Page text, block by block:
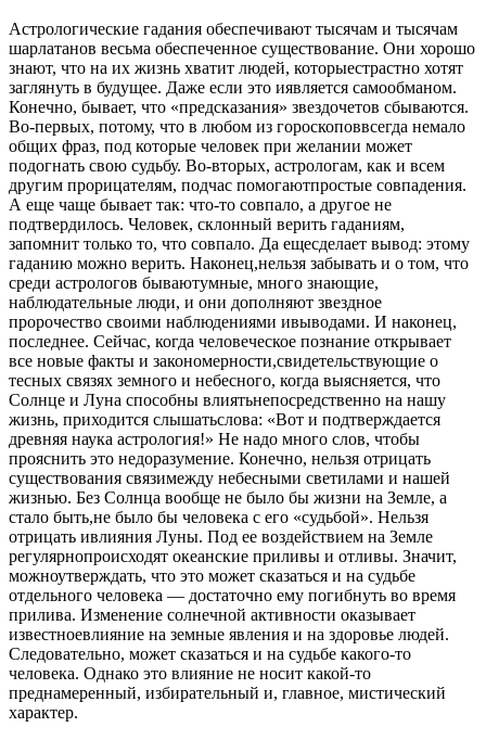
Астрологические гадания обеспечивают тысячам и тысячам
шарлатанов весьма обеспеченное существование. Они хорошо
знают, что на их жизнь хватит людей, которыестрастно хотят
заглянуть в будущее. Даже если это иявляется самообманом.
Конечно, бывает, что «предсказания» звездочетов сбываются.
Во-первых, потому, что в любом из гороскоповвсегда немало
общих фраз, под которые человек при желании может
подогнать свою судьбу. Во-вторых, астрологам, как и всем
другим прорицателям, подчас помогаютпростые совпадения.
А еще чаще бывает так: что-то совпало, а другое не
подтвердилось. Человек, склонный верить гаданиям,
запомнит только то, что совпало. Да ещесделает вывод: этому
гаданию можно верить. Наконец,нельзя забывать и о том, что
среди астрологов бываютумные, много знающие,
наблюдательные люди, и они дополняют звездное
пророчество своими наблюдениями ивыводами. И наконец,
последнее. Сейчас, когда человеческое познание открывает
все новые факты и закономерности,свидетельствующие о
тесных связях земного и небесного, когда выясняется, что
Солнце и Луна способны влиятьнепосредственно на нашу
жизнь, приходится слышатьслова: «Вот и подтверждается
древняя наука астрология!» Не надо много слов, чтобы
прояснить это недоразумение. Конечно, нельзя отрицать
существования связимежду небесными светилами и нашей
жизнью. Без Солнца вообще не было бы жизни на Земле, а
стало быть,не было бы человека с его «судьбой». Нельзя
отрицать ивлияния Луны. Под ее воздействием на Земле
регулярнопроисходят океанские приливы и отливы. Значит,
можноутверждать, что это может сказаться и на судьбе
отдельного человека — достаточно ему погибнуть во время
прилива. Изменение солнечной активности оказывает
известноевлияние на земные явления и на здоровье людей.
Следовательно, может сказаться и на судьбе какого-то
человека. Однако это влияние не носит какой-то
преднамеренный, избирательный и, главное, мистический
характер.